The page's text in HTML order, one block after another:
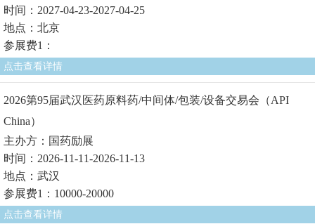
时间：2027-04-23-2027-04-25
地点：北京
参展费1：
点击查看详情
2026第95届武汉医药原料药/中间体/包装/设备交易会（API
China）
主办方：国药励展
时间：2026-11-11-2026-11-13
地点：武汉
参展费1：10000-20000
点击查看详情